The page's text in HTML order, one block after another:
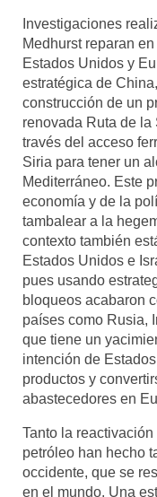
Investigaciones
Medhurst reparan
Estados Unidos y
estratégica de
construcción de un
renovada Ruta de
través del acceso
Siria para tener un
Mediterráneo. Este
economía y de la
tambalear a la
contexto también
Estados Unidos e
pues usando
bloqueos acabaron
países como Rusia,
que tiene un
intención de
productos y
abastecedores en
Tanto la
petróleo han hecho
occidente, que se
en el mundo. Una